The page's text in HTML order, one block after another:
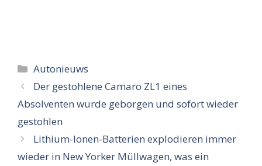
Categorieën
Autonieuws
Der gestohlene Camaro ZL1 eines
Absolventen wurde geborgen und sofort wieder
gestohlen
Lithium-Ionen-Batterien explodieren immer
wieder in New Yorker Müllwagen, was ein